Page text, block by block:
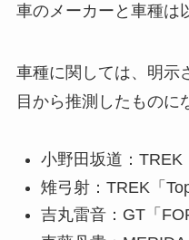
車のメーカーと車種は
車種に関しては、明示
目から推測したものに
小野田坂道：TREK
雉弓射：TREK「
吉丸雷音：GT「